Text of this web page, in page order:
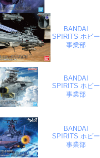
BANDAI
SPIRITS ホビー
事業部
BANDAI
SPIRITS ホビー
事業部
BANDAI
SPIRITS ホビー
事業部